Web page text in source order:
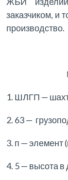
заказчиком, и
производство.
1. ШЛГП —
2. 63 —
3. п — элемент
4. 5 — высота в